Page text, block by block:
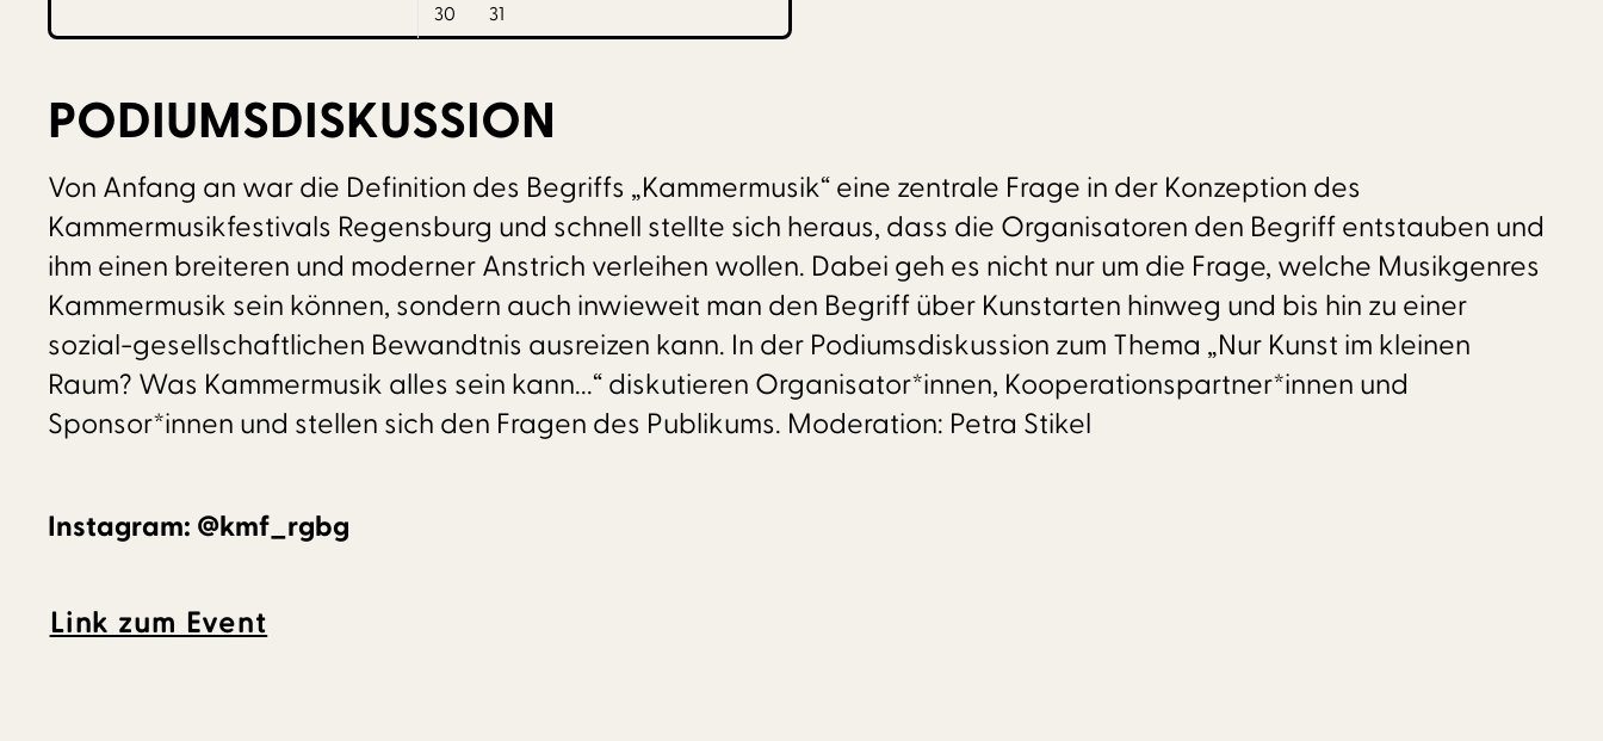
30
31
PODIUMSDISKUSSION
Von Anfang an war die Definition des Begriffs „Kammermusik“ eine zentrale Frage in der Konzeption des
Kammermusikfestivals Regensburg und schnell stellte sich heraus, dass die Organisatoren den Begriff entstauben und
ihm einen breiteren und moderner Anstrich verleihen wollen. Dabei geh es nicht nur um die Frage, welche Musikgenres
Kammermusik sein können, sondern auch inwieweit man den Begriff über Kunstarten hinweg und bis hin zu einer
sozial-gesellschaftlichen Bewandtnis ausreizen kann. In der Podiumsdiskussion zum Thema „Nur Kunst im kleinen
Raum? Was Kammermusik alles sein kann...“ diskutieren Organisator*innen, Kooperationspartner*innen und
Sponsor*innen und stellen sich den Fragen des Publikums. Moderation: Petra Stikel
Instagram: @kmf_rgbg
Link zum Event